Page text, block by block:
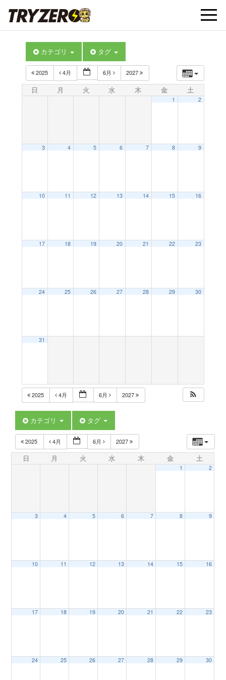
t
o
カテゴリ タグ
2025 4月 6月 2027
日 月 火 水 木 金 土
1 2
3 4 5 6 7 8 9
10 11 12 13 14 15 16
17 18 19 20 21 22 23
24 25 26 27 28 29 30
31
2025 4月 6月 2027
カテゴリ タグ
2025 4月 6月 2027
日 月 火 水 木 金 土
1 2
3 4 5 6 7 8 9
10 11 12 13 14 15 16
17 18 19 20 21 22 23
24 25 26 27 28 29 30